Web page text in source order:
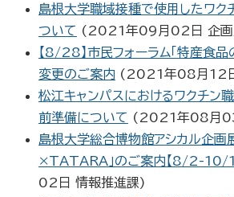
島根大学職域接種で使用したワク
ついて ( 2021年09月02日 企
【8/28】市民フォーラム「特産食
変更のご案内 ( 2021年08月12
松江キャンパスにおけるワクチン
前準備について ( 2021年08月
島根大学総合博物館アシカル企画展
×TATARA」のご案内【8/2-10/
02日 情報推進課)